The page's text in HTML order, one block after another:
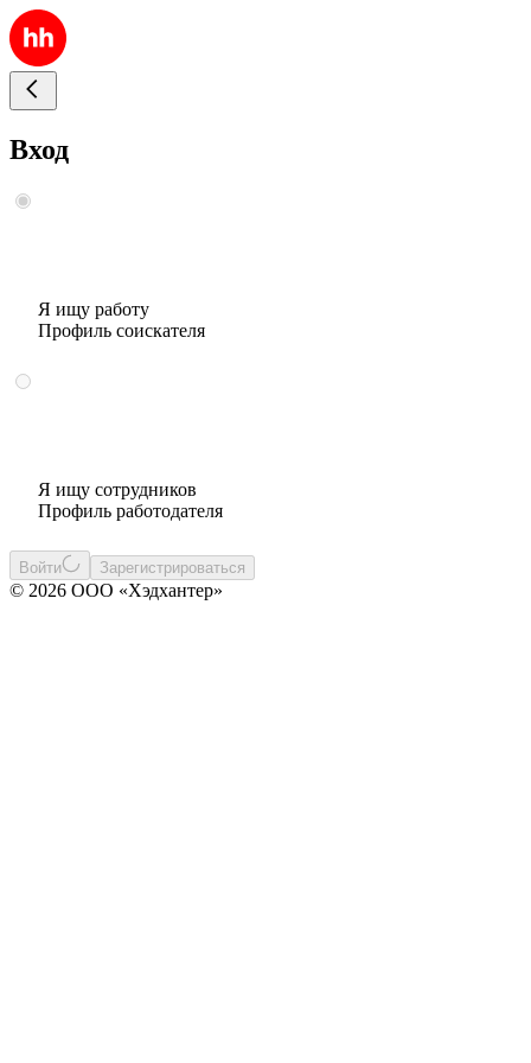
Вход
Я ищу работу
Профиль соискателя
Я ищу сотрудников
Профиль работодателя
Войти Зарегистрироваться
© 2026 ООО «Хэдхантер»